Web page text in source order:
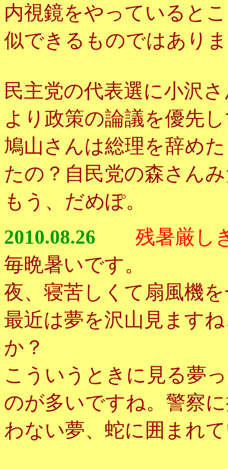
内視鏡をやっていると
似できるものではあり
民主党の代表選に小沢
より政策の論議を優先
鳩山さんは総理を辞め
たの？自民党の森さん
もう、だめぽ。
2010.08.26
残暑厳し
毎晩暑いです。
夜、寝苦しくて扇風機
最近は夢を沢山見ます
か？
こういうときに見る夢
のが多いですね。警察
わない夢、蛇に囲まれ